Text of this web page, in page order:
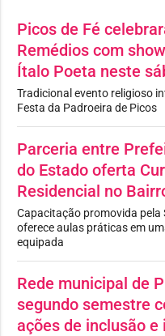
Picos de Fé
Remédios com
Ítalo Poeta neste
Tradicional evento religioso
Festa da Padroeira de Picos
Parceria entre
do Estado oferta
Residencial no
Capacitação promovida pela
oferece aulas práticas em
equipada
Rede municipal de
segundo semestre
ações de inclusão